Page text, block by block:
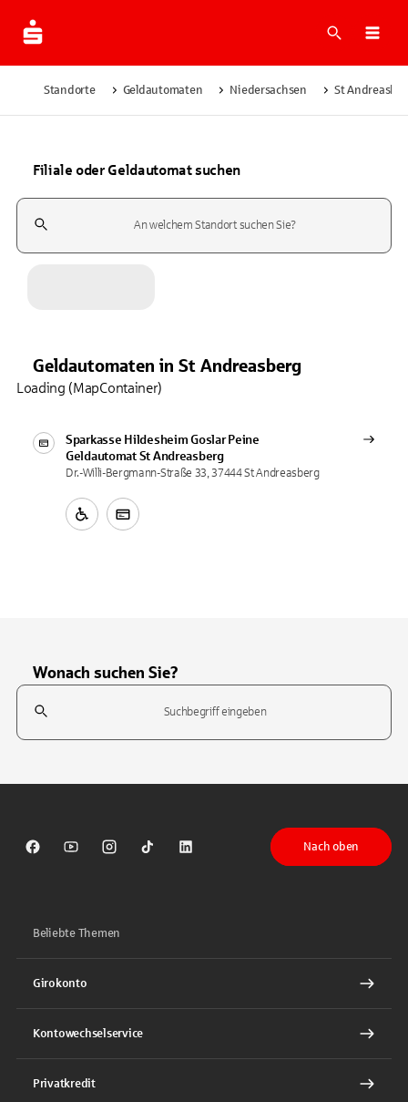
Suche
Standorte Geldautomaten Niedersachsen St
Filiale oder Geldautomat suchen
Suchfeld
Geldautomaten in St Andreasberg
Sparkasse Hildesheim Goslar Peine
Geldautomat St Andreasberg
Dr.-Willi-Bergmann-Straße 33, 37444 St Andreasberg
Loading (MapContainer)
Wonach suchen Sie?
Suchfeld
Sparkasse auf Facebook
Sparkasse auf Youtube
Sparkasse auf Instagram
Sparkasse auf TikTok
Sparkasse auf LinkedIn
Nach oben
Beliebte Themen
Girokonto
Kontowechselservice
Privatkredit